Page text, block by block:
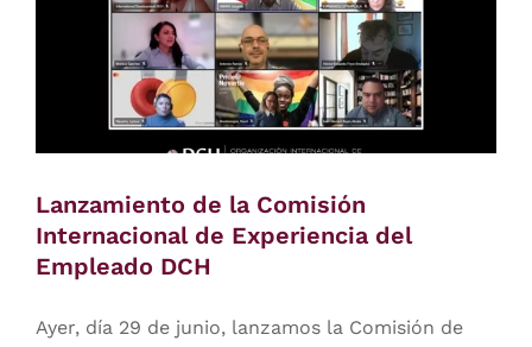
Lanzamiento de la Comisión
Internacional de Experiencia del
Empleado DCH
Ayer, día 29 de junio, lanzamos la Comisión de